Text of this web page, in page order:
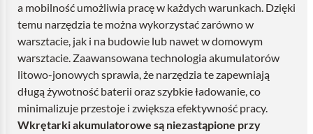
a mobilność umożliwia pracę w każdych warunkach. Dzięki
temu narzędzia te można wykorzystać zarówno w
warsztacie, jak i na budowie lub nawet w domowym
warsztacie. Zaawansowana technologia akumulatorów
litowo-jonowych sprawia, że narzędzia te zapewniają
długą żywotność baterii oraz szybkie ładowanie, co
minimalizuje przestoje i zwiększa efektywność pracy.
Wkrętarki akumulatorowe są niezastąpione przy